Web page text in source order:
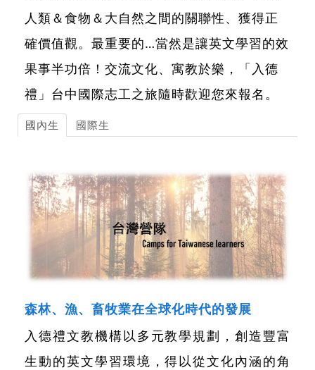
人類＆食物＆大自然之間的關聯性、獲得正
確價值觀。最重要的…當然是讓英文學習的效
果事半功倍！交流文化、寓教於樂，「入德
禮」台中國際志工之旅隨時歡迎您來報名。
國內生 國際生
森林、漁、畜牧業在全球化時代的發展
入德禮文教機構以多元教學規劃，創造豐富
生動的英文學習環境，得以從文化內涵的角